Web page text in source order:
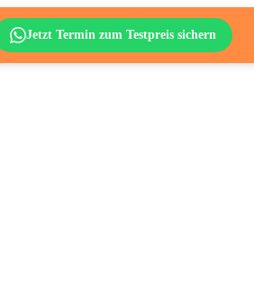
Jetzt Termin zum Testpreis sichern